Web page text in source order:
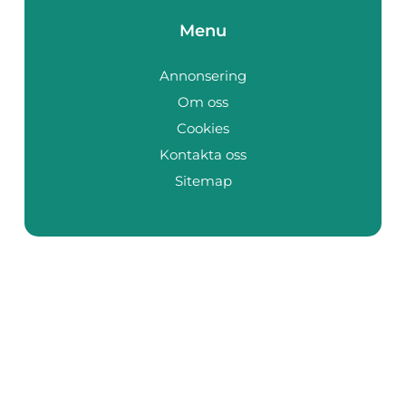
Menu
Annonsering
Om oss
Cookies
Kontakta oss
Sitemap